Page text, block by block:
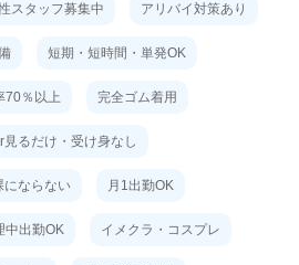
スタッフ募集中 アリバイ対策あり
短期・短時間・単発OK
70％以上 完全ゴム着用
見るだけ・受け身なし
にならない 月1出勤OK
中出勤OK イメクラ・コスプレ